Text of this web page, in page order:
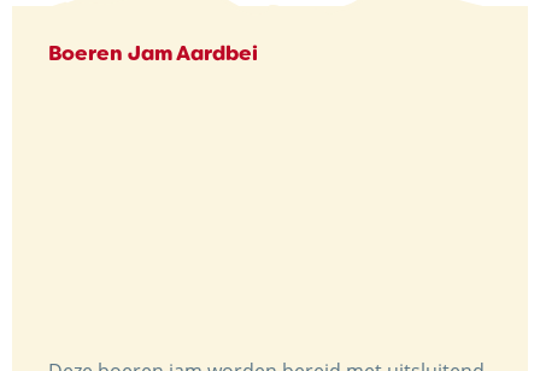
Boeren Jam Aardbei